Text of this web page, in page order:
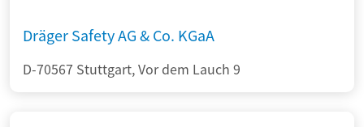
Dräger Safety AG & Co. KGaA
D-70567 Stuttgart, Vor dem Lauch 9